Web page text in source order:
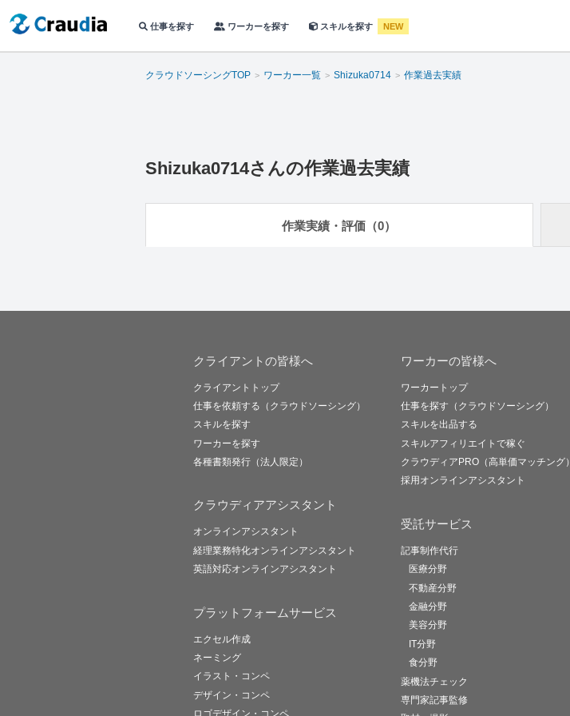
仕事を探す ワーカーを探す スキルを探す NEW
クラウドソーシングTOP ワーカー一覧 Shizuka0714 作業過去実績
Shizuka0714さんの作業過去実績
作業実績・評価（0）
クライアントの皆様へ
クライアントトップ
仕事を依頼する（クラウドソーシング）
スキルを探す
ワーカーを探す
各種書類発行（法人限定）
クラウディアアシスタント
オンラインアシスタント
経理業務特化オンラインアシスタント
英語対応オンラインアシスタント
プラットフォームサービス
エクセル作成
ネーミング
イラスト・コンペ
デザイン・コンペ
ロゴデザイン・コンペ
ワーカーの皆様へ
ワーカートップ
仕事を探す（クラウドソーシング）
スキルを出品する
スキルアフィリエイトで稼ぐ
クラウディアPRO（高単価マッチング）
採用オンラインアシスタント
受託サービス
記事制作代行
医療分野
不動産分野
金融分野
美容分野
IT分野
食分野
薬機法チェック
専門家記事監修